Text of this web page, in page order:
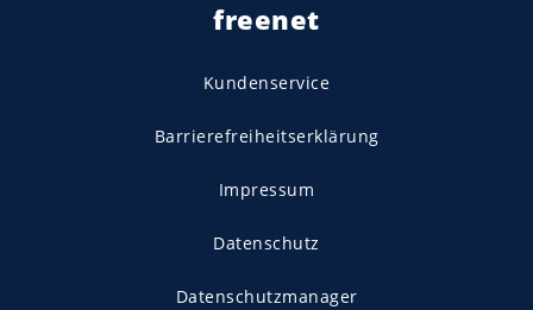
freenet
Kundenservice
Barrierefreiheitserklärung
Impressum
Datenschutz
Datenschutzmanager